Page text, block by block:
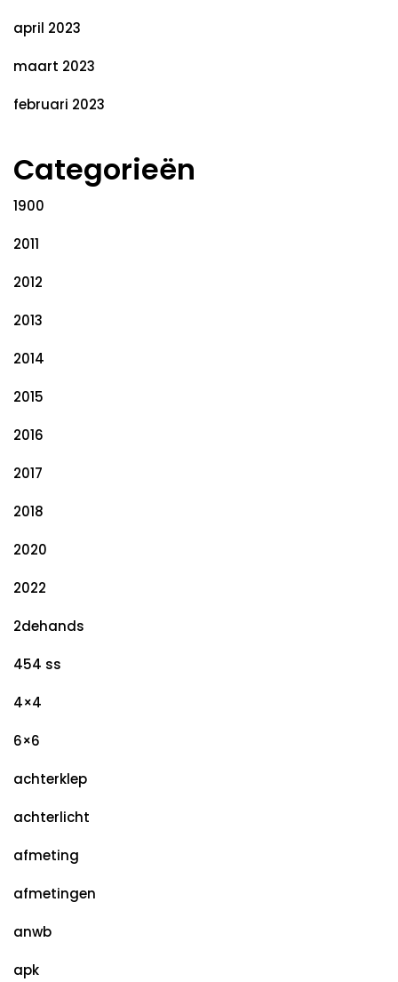
april 2023
maart 2023
februari 2023
Categorieën
1900
2011
2012
2013
2014
2015
2016
2017
2018
2020
2022
2dehands
454 ss
4×4
6×6
achterklep
achterlicht
afmeting
afmetingen
anwb
apk